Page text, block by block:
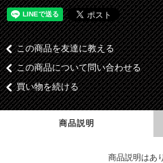
この商品を友達に教える
この商品について問い合わせる
買い物を続ける
商品説明
商品説明はあ